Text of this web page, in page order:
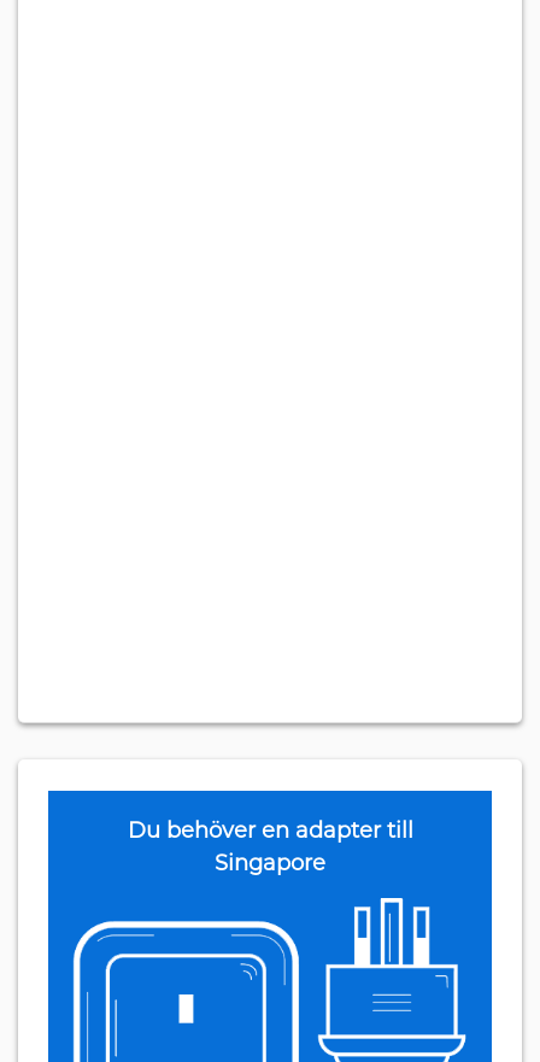
Du behöver en adapter till
Singapore